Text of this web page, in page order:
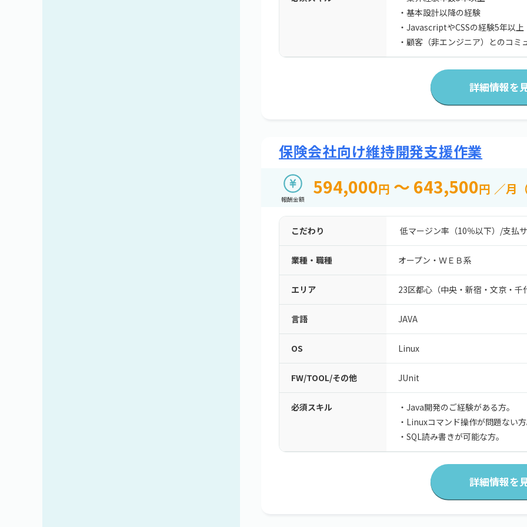
・基本設計以降の経験
・JavascriptやCSSの経験5年以上
・顧客（非エンジニア）とのコミ
詳細情報を
保険会社向け維持開発支援作業
報酬金額
594,000円 ～ 643,500円 ／月
こだわり 低マージン率（10％以下） /支払
業種・職種 オープン・ＷＥＢ系
エリア 23区都心（中央・新宿・文京・千
言語 JAVA
OS Linux
FW/TOOL/その他 JUnit
必須スキル
・Java開発のご経験がある方。
・Linuxコマンド操作が問題ない
・SQL読み書きが可能な方。
詳細情報を